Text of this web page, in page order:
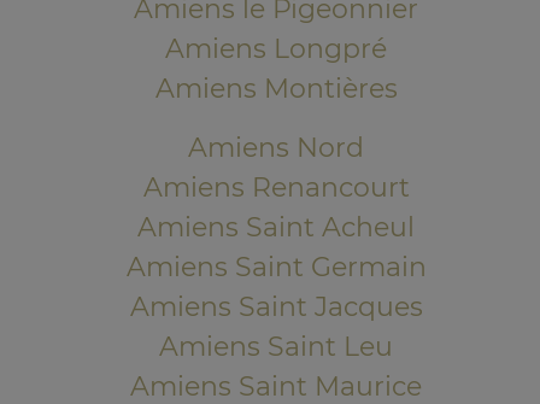
Amiens le Pigeonnier
Amiens Longpré
Amiens Montières
Amiens Nord
Amiens Renancourt
Amiens Saint Acheul
Amiens Saint Germain
Amiens Saint Jacques
Amiens Saint Leu
Amiens Saint Maurice